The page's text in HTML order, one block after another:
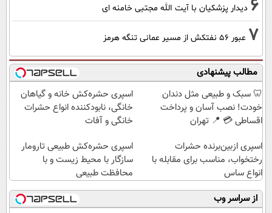
6 دیدار پزشکیان با آیت الله مجتبی خامنه ای
7 عبور ۵۶ نفتکش از مسیر عمانی تنگه هرمز
مطالب پیشنهادی
🦷 سبک و طبیعی مثل دندان
خودت! نصب آسان و پرداخت
اقساطی 💳 📍 تهران
اسپری حشره‌کش خانه و گیاهان
خانگی، نابودکننده انواع حشرات
خانگی و آفات
اسپری ازبین‌برنده حشرات
رختخواب، مناسب برای مقابله با
انواع ساس
اسپری حشره‌کش طبیعی تارومار
سازگار با محیط زیست و با
محافظت طبیعی
از سراسر وب